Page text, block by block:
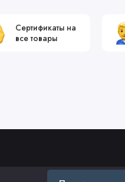
Сертификаты на
все товары